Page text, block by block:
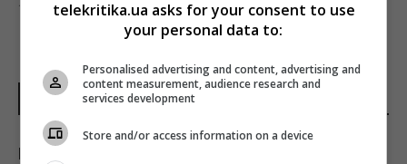
прогнозом щодо завершення війни в
20:33 субота, 08 серпня 2026
ОСТАННІ НОВИНИ
Більше ніякої затхлості: чим обробити
telekritika.ua asks for your consent to use
your personal data to:
Personalised advertising and content, advertising and
content measurement, audience research and
services development
Store and/or access information on a device